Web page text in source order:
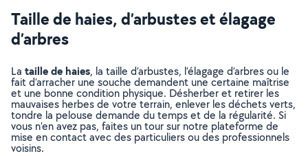
Taille de haies, d’arbustes et élagage
d’arbres
La taille de haies, la taille d’arbustes, l’élagage d’arbres ou le
fait d’arracher une souche demandent une certaine maîtrise
et une bonne condition physique. Désherber et retirer les
mauvaises herbes de votre terrain, enlever les déchets verts,
tondre la pelouse demande du temps et de la régularité. Si
vous n’en avez pas, faites un tour sur notre plateforme de
mise en contact avec des particuliers ou des professionnels
voisins.